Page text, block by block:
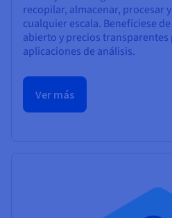
recopilar, almacenar, procesar
cualquier escala. Benefíciese
abierto y precios
aplicaciones de análisis.
Ver más